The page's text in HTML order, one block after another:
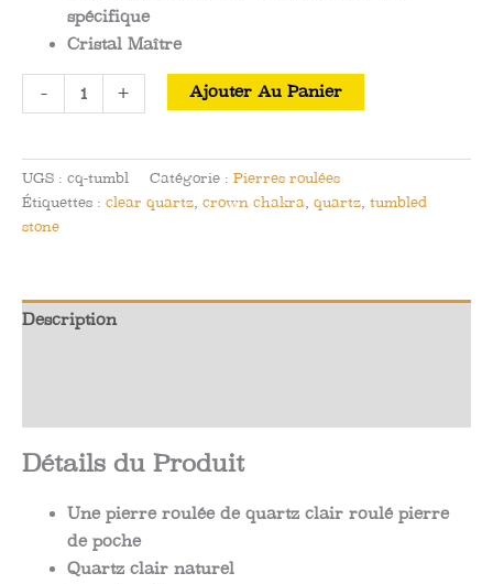
spécifique
Cristal Maître
-
quantité
de
Clair
Roulé
Pierre
+ Ajouter Au Panier
UGS : cq-tumbl Catégorie : Pierres roulées
Étiquettes : clear quartz crown chakra quartz tumbled
stone
Description
Détails du Produit
Une pierre roulée de quartz clair roulé pierre
de poche
Quartz clair naturel